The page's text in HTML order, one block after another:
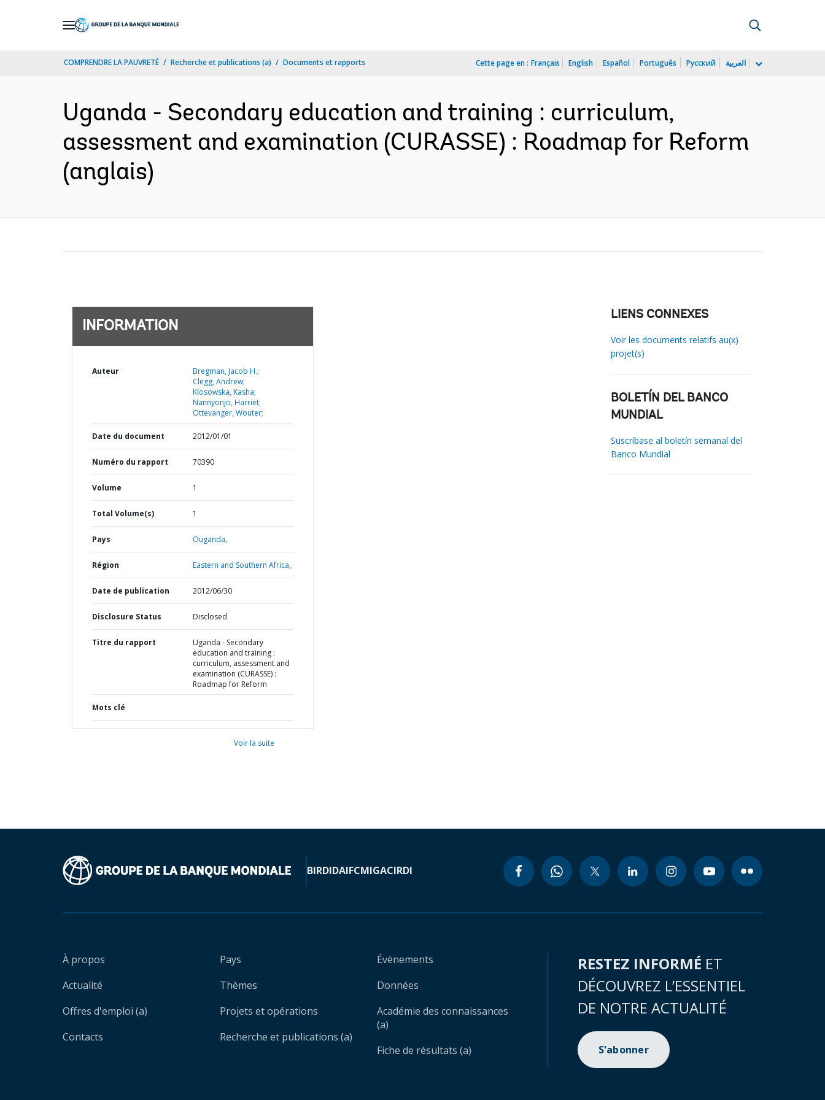
COMPRENDRE LA PAUVRETÉ Recherche et publications (a) Documents et rapports Cette page en : Français English Español Português Русский العربية
Uganda - Secondary education and training : curriculum,
assessment and examination (CURASSE) : Roadmap for Reform
(anglais)
INFORMATION
Auteur
Bregman, Jacob H.;
Clegg, Andrew;
Klosowska, Kasha;
Nannyonjo, Harriet;
Ottevanger, Wouter;
Date du document 2012/01/01
Numéro du rapport 70390
Volume 1
Total Volume(s) 1
Pays Ouganda,
Région Eastern and Southern Africa,
Date de publication 2012/06/30
Disclosure Status Disclosed
Titre du rapport
Uganda - Secondary
education and training :
curriculum, assessment and
examination (CURASSE) :
Roadmap for Reform
Mots clé
Voir la suite
LIENS CONNEXES
Voir les documents relatifs au(x)
projet(s)
BOLETÍN DEL BANCO
MUNDIAL
Suscríbase al boletín semanal del
Banco Mundial
BIRDIDAIFCMIGACIRDI
À propos
Actualité
Offres d'emploi (a)
Contacts
Pays
Thèmes
Projets et opérations
Recherche et publications (a)
Évènements
Données
Académie des connaissances
(a)
Fiche de résultats (a)
RESTEZ INFORMÉ ET
DÉCOUVREZ L’ESSENTIEL
DE NOTRE ACTUALITÉ
S'abonner